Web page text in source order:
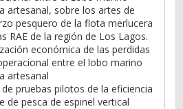
artesanal, sobre los artes de
pesquero de la flota merlucera
RAE de la región de Los Lagos.
económica de las perdidas
entre el lobo marino
artesanal
pruebas pilotos de la eficiencia
de pesca de espinel vertical